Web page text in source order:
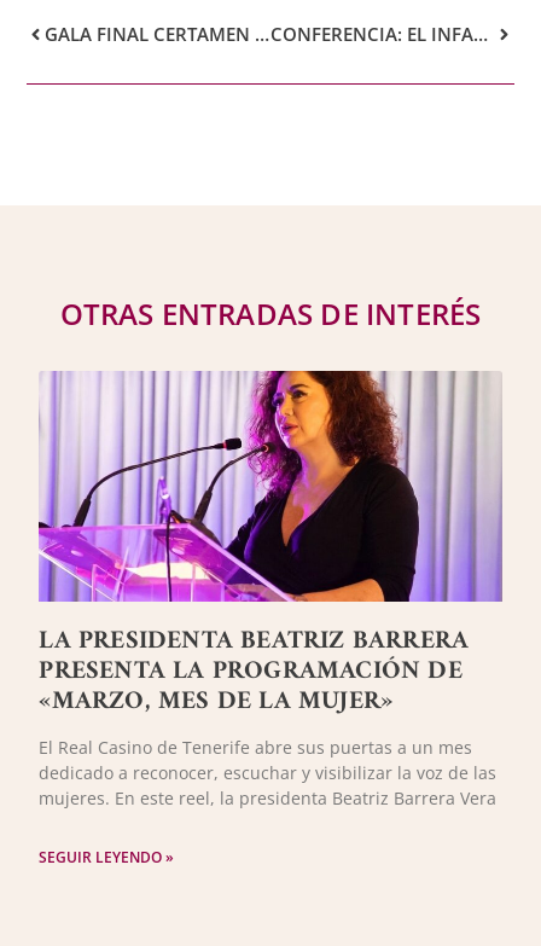
GALA FINAL CERTAMEN DE BELLEZA MRS +30 TENERIFE ISLAND CONFERENCIA: EL INFANTE D. ENRIQUE DE BORBÓN Y SU DESTIERRO EN TENERIFE
OTRAS ENTRADAS DE INTERÉS
LA PRESIDENTA BEATRIZ BARRERA
PRESENTA LA PROGRAMACIÓN DE
«MARZO, MES DE LA MUJER»
El Real Casino de Tenerife abre sus puertas a un mes
dedicado a reconocer, escuchar y visibilizar la voz de las
mujeres. En este reel, la presidenta Beatriz Barrera Vera
SEGUIR LEYENDO »